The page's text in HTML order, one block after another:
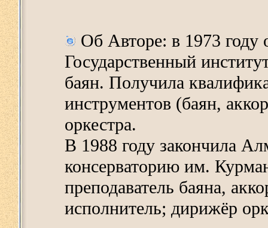
Об Авторе: в 1973 году
Государственный
баян. Получила
инструментов (баян,
оркестра.
В 1988 году закончила
консерваторию им.
преподаватель баяна,
исполнитель; дирижёр